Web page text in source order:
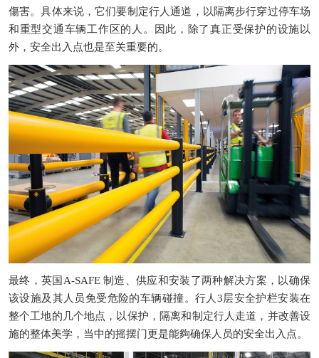
傷害。具体来说，它们要制定行人通道，以隔离步行穿过停车场
和重型交通车辆工作区的人。因此，除了真正受保护的设施以
外，安全出入点也是至关重要的。
最终，英国 A-SAFE制造、供应和安装了两种解决方案，以确保
该设施及其人员免受危险的车辆碰撞。行人 3层安全护栏安装在
整个工地的几个地点，以保护，隔离和制定行人走道，并改善设
施的整体美学，当中的摇摆门更是能夠确保人员的安全出入点。